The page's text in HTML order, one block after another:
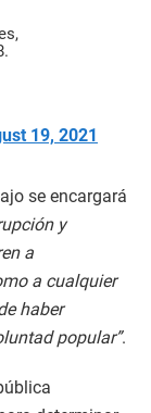
19, 2021
se encargará
y
a
a cualquier
haber
popular”.